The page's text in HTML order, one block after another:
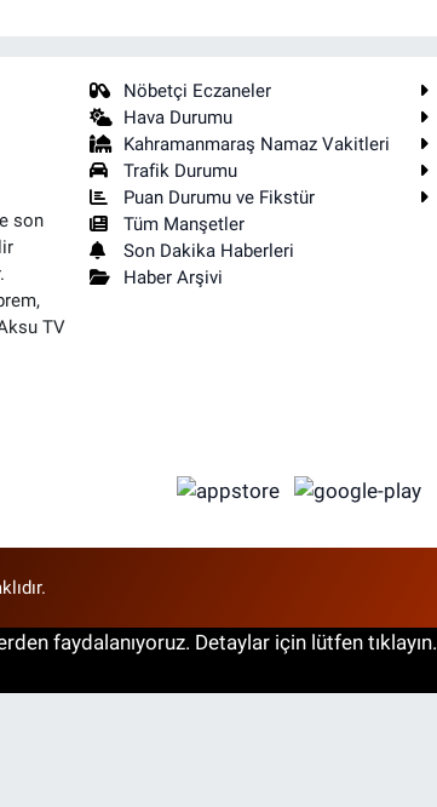
son
TV
Nöbetçi Eczaneler
Hava Durumu
Kahramanmaraş Namaz Vakitleri
Trafik Durumu
Puan Durumu ve Fikstür
Tüm Manşetler
Son Dakika Haberleri
Haber Arşivi
faydalanıyoruz. Detaylar için lütfen tıklayın.